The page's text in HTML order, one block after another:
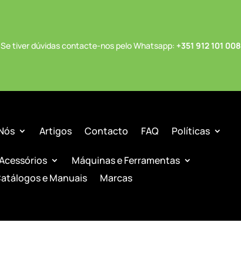
Se tiver dúvidas contacte-nos pelo Whatsapp: +351 912 101 008
Artigos Contacto FAQ Políticas
Máquinas e Ferramentas
e Manuais Marcas